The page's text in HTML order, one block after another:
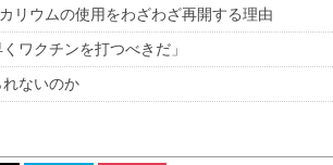
リウムの使用をわざわざ再開する理由
ワクチンを打つべきだ」
ないのか